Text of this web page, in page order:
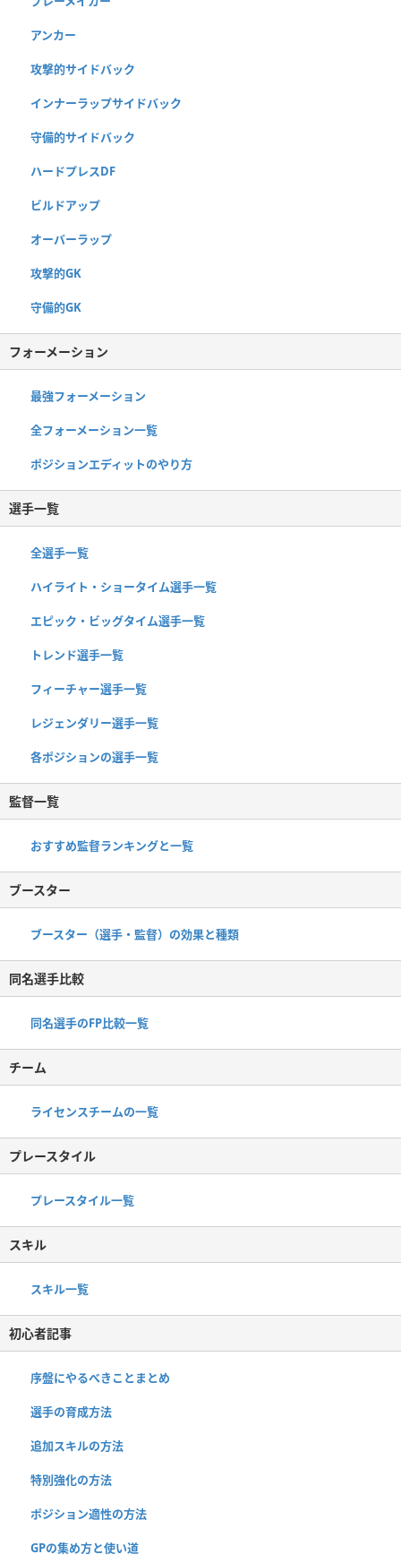
アンカー
攻撃的サイドバック
インナーラップサイドバック
守備的サイドバック
ハードプレスDF
ビルドアップ
オーバーラップ
攻撃的GK
守備的GK
フォーメーション
最強フォーメーション
全フォーメーション一覧
ポジションエディットのやり方
選手一覧
全選手一覧
ハイライト・ショータイム選手一覧
エピック・ビッグタイム選手一覧
トレンド選手一覧
フィーチャー選手一覧
レジェンダリー選手一覧
各ポジションの選手一覧
監督一覧
おすすめ監督ランキングと一覧
ブースター
ブースター（選手・監督）の効果と種類
同名選手比較
同名選手のFP比較一覧
チーム
ライセンスチームの一覧
プレースタイル
プレースタイル一覧
スキル
スキル一覧
初心者記事
序盤にやるべきことまとめ
選手の育成方法
追加スキルの方法
特別強化の方法
ポジション適性の方法
GPの集め方と使い道